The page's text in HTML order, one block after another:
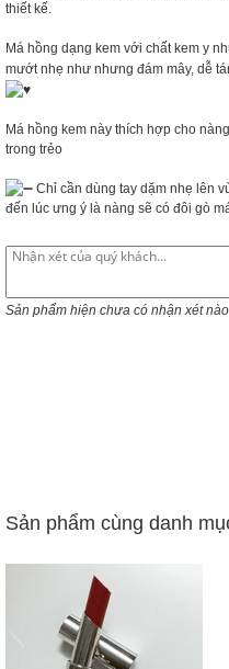
thiết kế.
Má hồng dạng kem với chất kem y
mướt nhẹ như nhưng đám mây, dễ
Má hồng kem này thích hợp cho
trong trẻo
Chỉ cần dùng tay dặm nhẹ lên
đến lúc ưng ý là nàng sẽ có đôi gò
Sản phẩm hiện chưa có nhận xét nào
Sản phẩm cùng danh